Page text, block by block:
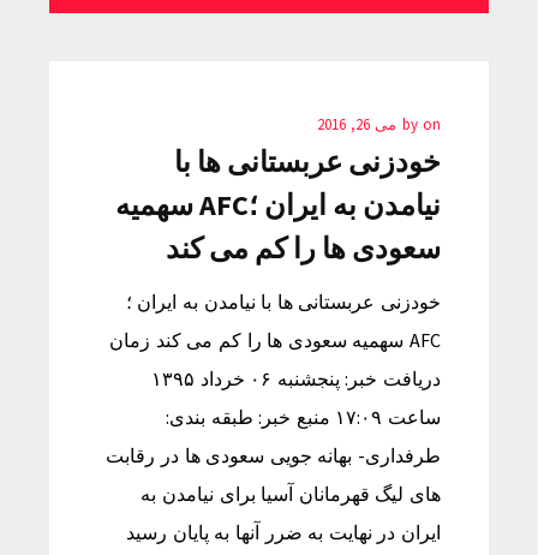
by on می 26, 2016
خودزنی عربستانی ها با
نیامدن به ایران ؛AFC سهمیه
سعودی ها را کم می کند
خودزنی عربستانی ها با نیامدن به ایران ؛
AFC سهمیه سعودی ها را کم می کند زمان
دریافت خبر: پنجشنبه ۰۶ خرداد ۱۳۹۵
ساعت ۱۷:۰۹ منبع خبر: طبقه بندی:
طرفداری- بهانه جویی سعودی ها در رقابت
های لیگ قهرمانان آسیا برای نیامدن به
ایران در نهایت به ضرر آنها به پایان رسید